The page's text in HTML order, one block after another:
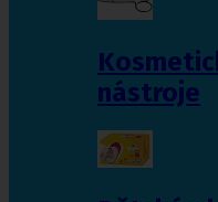
nástroje